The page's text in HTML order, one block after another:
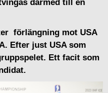
därmed till en
förlängning mot USA
Efter just USA som
Ett facit som